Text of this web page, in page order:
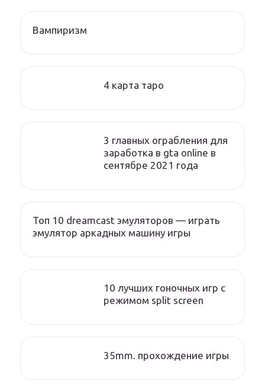
Вампиризм
4 карта таро
3 главных ограбления для
заработка в gta online в
сентябре 2021 года
Топ 10 dreamcast эмуляторов — играть
эмулятор аркадных машину игры
10 лучших гоночных игр c
режимом split screen
35mm. прохождение игры